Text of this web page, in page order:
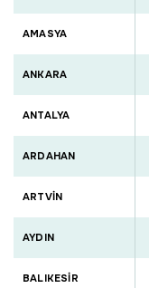
AMASYA
ANKARA
ANTALYA
ARDAHAN
ARTVİN
AYDIN
BALIKESİR